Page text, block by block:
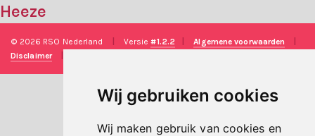
Wij gebruiken cookies
Wij maken gebruik van cookies en
Heeze
© 2026 RSO Nederland Versie#1.2.2 Algemene voorwaarden
Disclaimer